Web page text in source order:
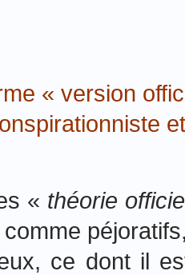
« version
« théorie
ce dont il